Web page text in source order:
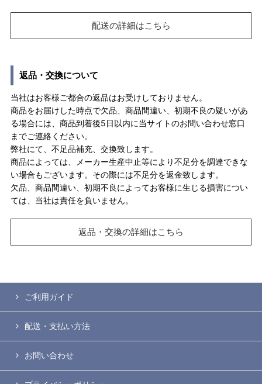
配送の詳細はこちら
返品・交換について
当社はお客様ご都合の返品はお受けしておりません。
商品をお届けした時点で欠品、商品間違い、初期不良の疑いがあ
る場合には、商品到着後5日以内に当サイトのお問い合わせ窓口
までご連絡ください。
弊社にて、不足品補充、交換致します。
商品によっては、メーカー生産中止等により不足分を調達できな
い場合もございます。その際には不足分を返金致します。
欠品、商品間違い、初期不良によってお客様に生じる損害につい
ては、当社は責任を負いません。
返品・交換の詳細はこちら
ご利用ガイド
配送・支払い方法
お問い合わせ